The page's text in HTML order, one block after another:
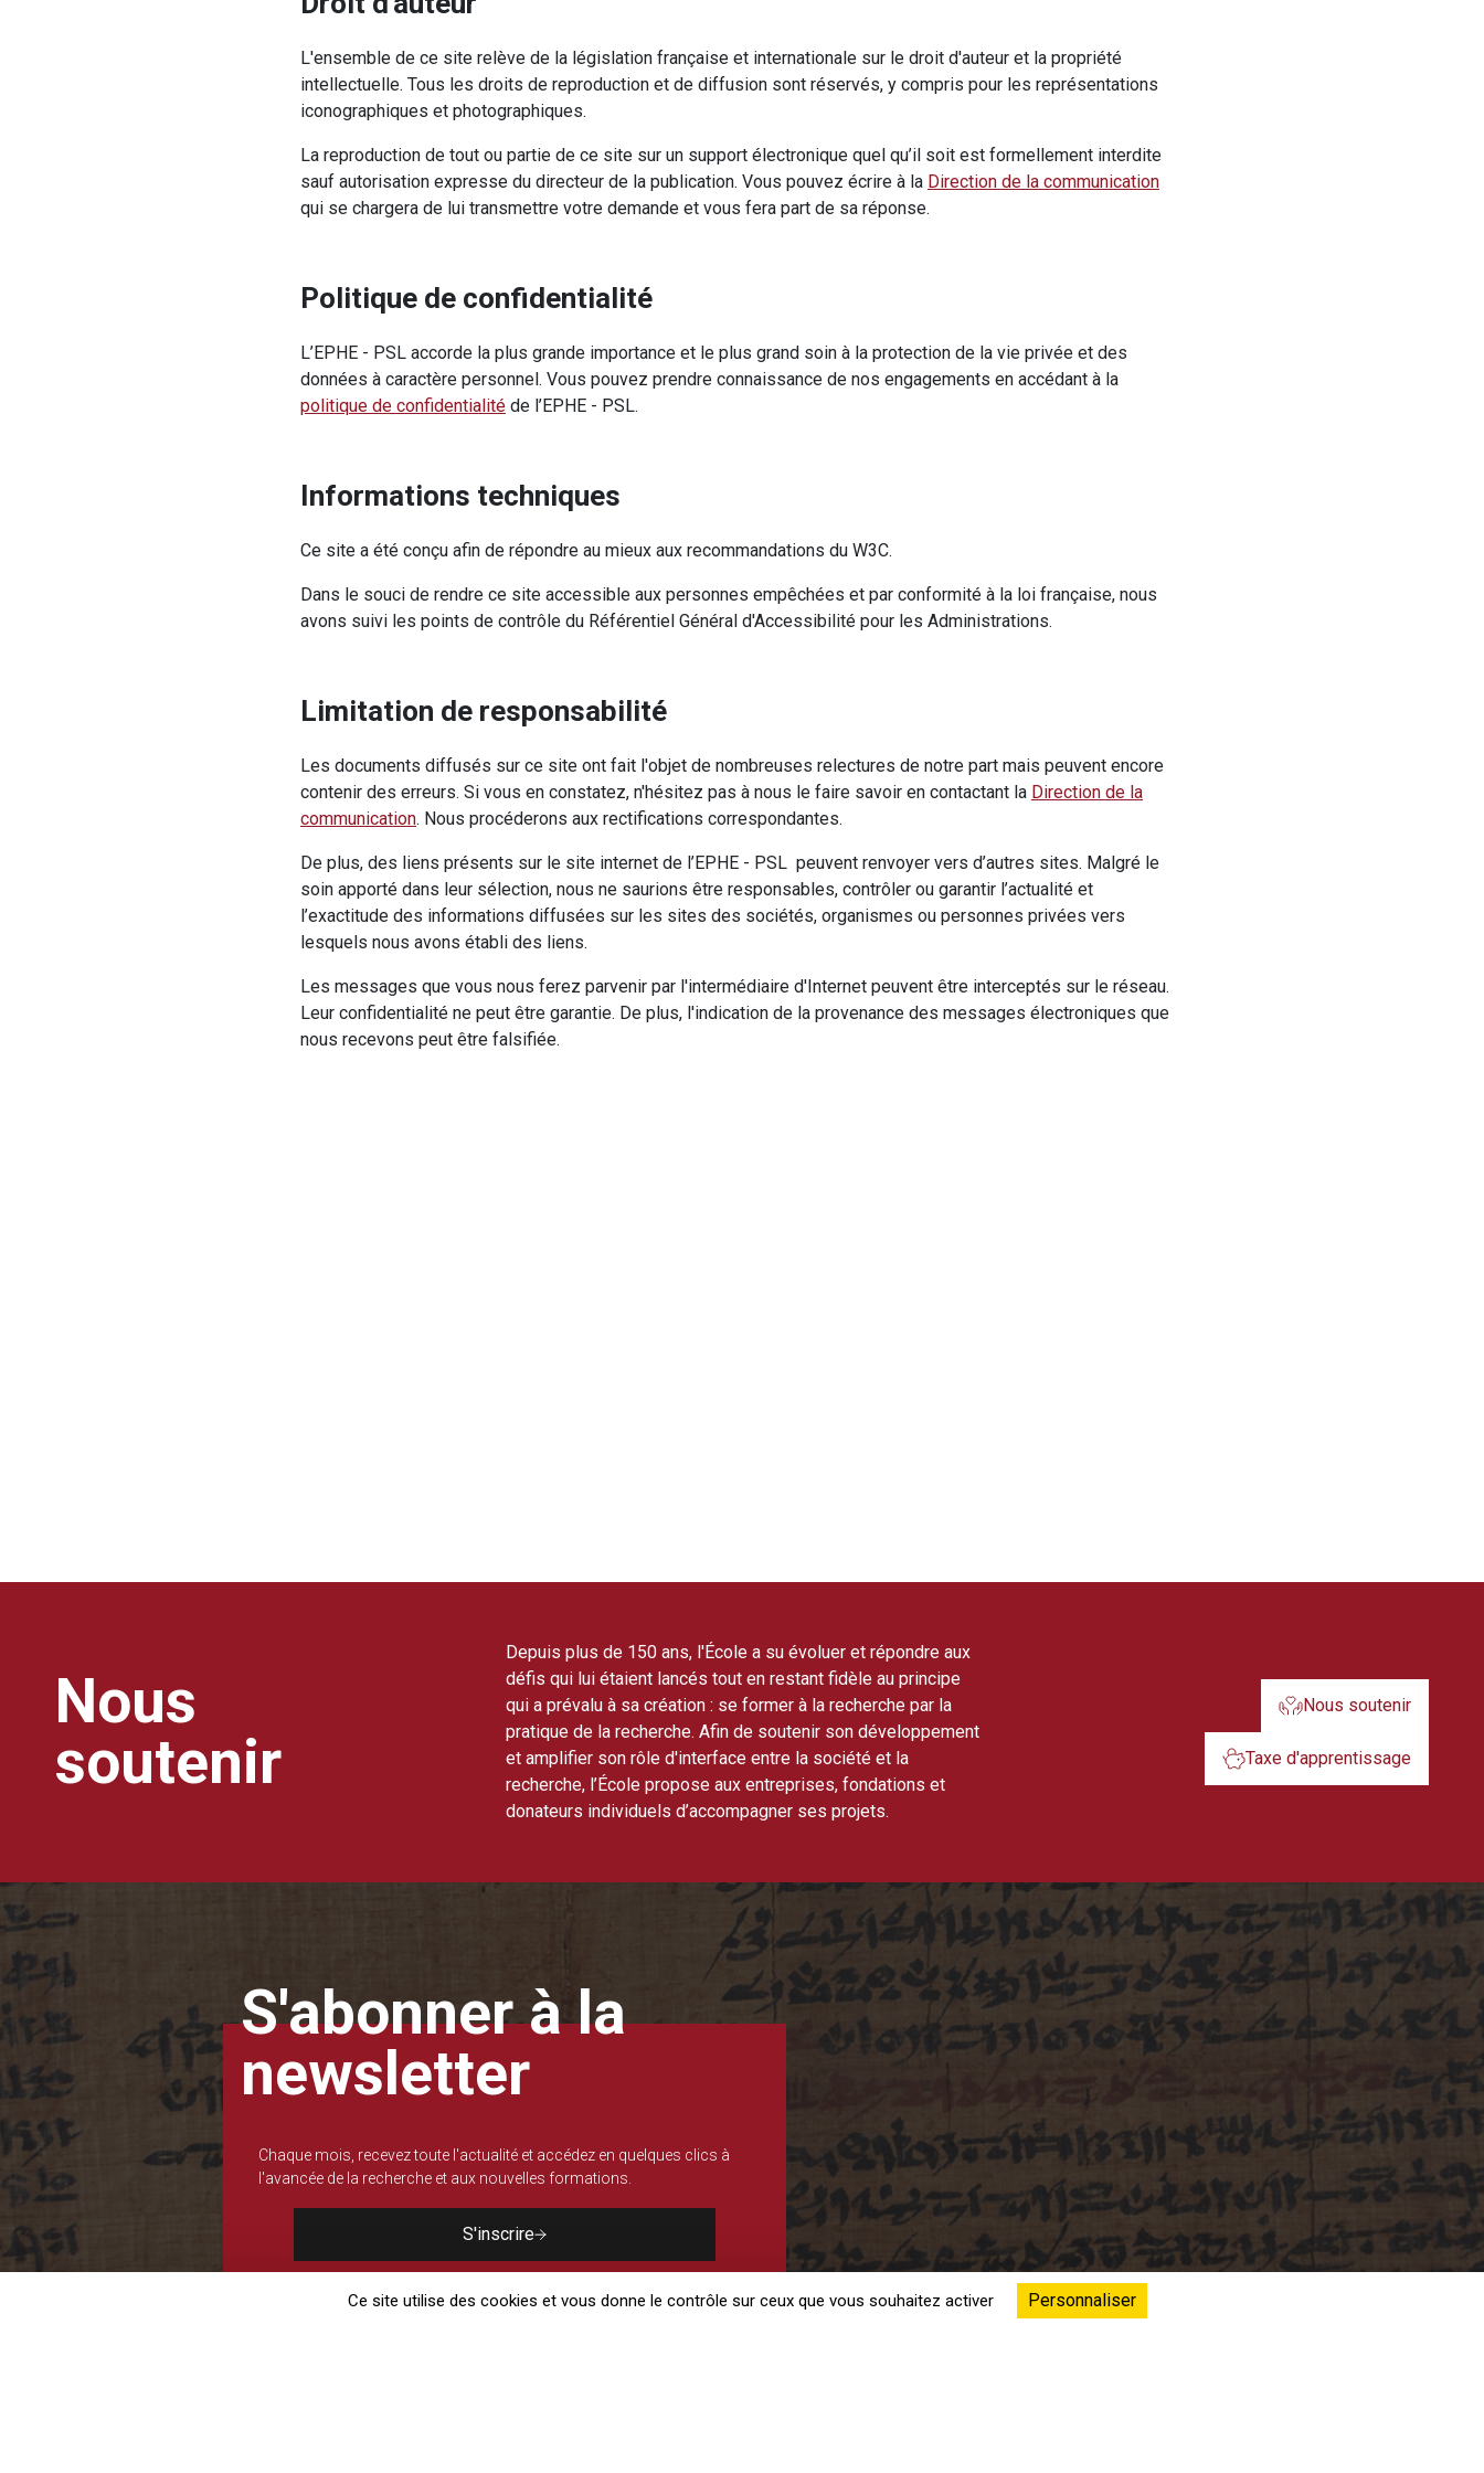
L'ensemble de ce site relève de la législation française et internationale sur le droit d'auteur et la propriété
intellectuelle. Tous les droits de reproduction et de diffusion sont réservés, y compris pour les représentations
iconographiques et photographiques.
La reproduction de tout ou partie de ce site sur un support électronique quel qu’il soit est formellement interdite
sauf autorisation expresse du directeur de la publication. Vous pouvez écrire à la Direction de la communication
qui se chargera de lui transmettre votre demande et vous fera part de sa réponse.
Politique de confidentialité
L’EPHE - PSL accorde la plus grande importance et le plus grand soin à la protection de la vie privée et des
données à caractère personnel. Vous pouvez prendre connaissance de nos engagements en accédant à la
politique de confidentialité de l’EPHE - PSL.
Informations techniques
Ce site a été conçu afin de répondre au mieux aux recommandations du W3C.
Dans le souci de rendre ce site accessible aux personnes empêchées et par conformité à la loi française, nous
avons suivi les points de contrôle du Référentiel Général d'Accessibilité pour les Administrations.
Limitation de responsabilité
Les documents diffusés sur ce site ont fait l'objet de nombreuses relectures de notre part mais peuvent encore
contenir des erreurs. Si vous en constatez, n'hésitez pas à nous le faire savoir en contactant la Direction de la
communication. Nous procéderons aux rectifications correspondantes.
De plus, des liens présents sur le site internet de l’EPHE - PSL peuvent renvoyer vers d’autres sites. Malgré le
soin apporté dans leur sélection, nous ne saurions être responsables, contrôler ou garantir l’actualité et
l’exactitude des informations diffusées sur les sites des sociétés, organismes ou personnes privées vers
lesquels nous avons établi des liens.
Les messages que vous nous ferez parvenir par l'intermédiaire d'Internet peuvent être interceptés sur le réseau.
Leur confidentialité ne peut être garantie. De plus, l'indication de la provenance des messages électroniques que
nous recevons peut être falsifiée.
Nous
soutenir
Depuis plus de 150 ans, l'École a su évoluer et répondre aux
défis qui lui étaient lancés tout en restant fidèle au principe
qui a prévalu à sa création : se former à la recherche par la
pratique de la recherche. Afin de soutenir son développement
et amplifier son rôle d'interface entre la société et la
recherche, l’École propose aux entreprises, fondations et
donateurs individuels d’accompagner ses projets.
Nous soutenir
Taxe d'apprentissage
S'abonner à la
newsletter
Chaque mois, recevez toute l'actualité et accédez en quelques clics à
l'avancée de la recherche et aux nouvelles formations.
S'inscrire
Ce site utilise des cookies et vous donne le contrôle sur ceux que vous souhaitez activer Personnaliser